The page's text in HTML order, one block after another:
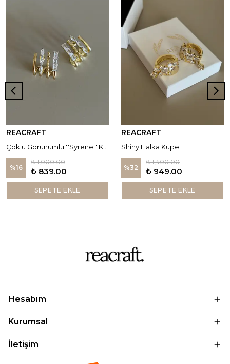
REACRAFT
%16
₺ 1,000.00
₺ 839.00
SEPETE EKLE
REACRAFT
Shiny Halka Küpe
%32
₺ 1,400.00
₺ 949.00
SEPETE EKLE
Hesabım
Kurumsal
İletişim